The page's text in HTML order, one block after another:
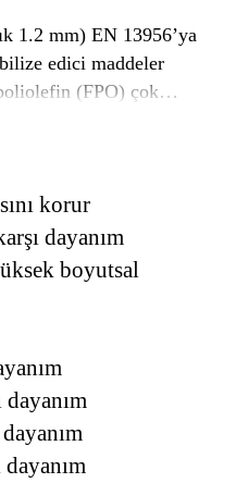
1.2 mm) EN 13956’ya
edici maddeler
(FPO) çok
küresel iklim
çatı su yalıtım
korur
dayanım
boyutsal